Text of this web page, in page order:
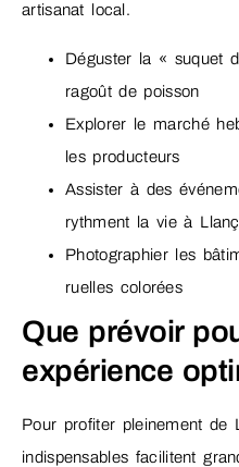
artisanat local.
Déguster la « suquet
ragoût de poisson
Explorer le marché
les producteurs
Assister à des
rythment la vie à
Photographier les
ruelles colorées
Que prévoir
expérience
Pour profiter pleinement de
indispensables facilitent